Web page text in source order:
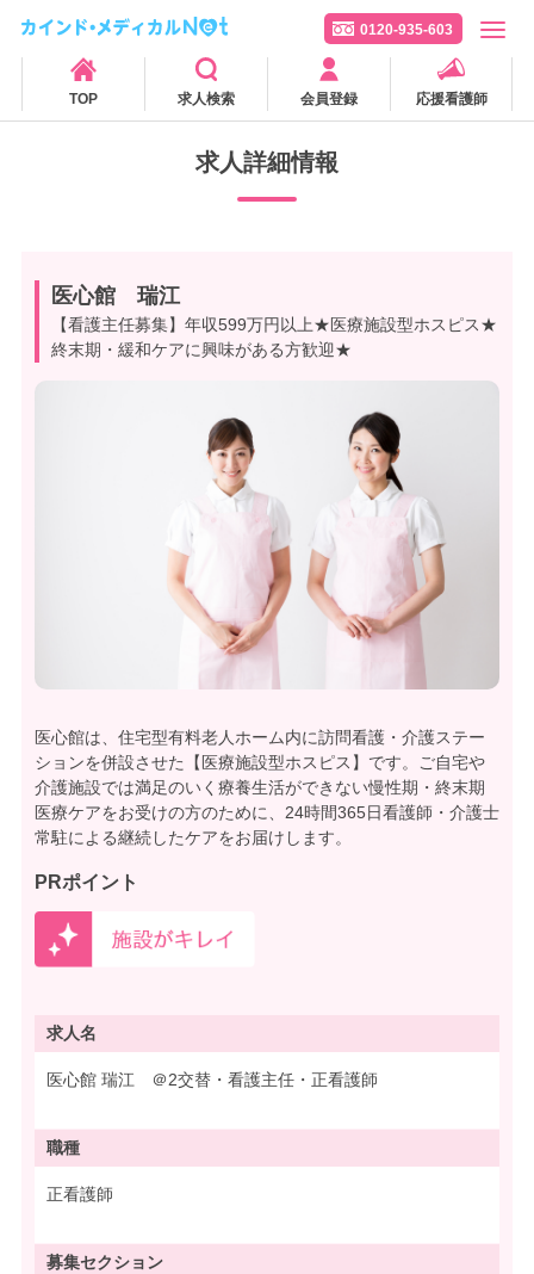
0120-935-603
TOP 求人検索 会員登録 応援看護師
求人詳細情報
医心館 瑞江
【看護主任募集】年収599万円以上★医療施設型ホスピス★
終末期・緩和ケアに興味がある方歓迎★
医心館は、住宅型有料老人ホーム内に訪問看護・介護ステー
ションを併設させた【医療施設型ホスピス】です。ご自宅や
介護施設では満足のいく療養生活ができない慢性期・終末期
医療ケアをお受けの方のために、24時間365日看護師・介護士
常駐による継続したケアをお届けします。
PRポイント
求人名
医心館 瑞江 ＠2交替・看護主任・正看護師
職種
正看護師
募集セクション